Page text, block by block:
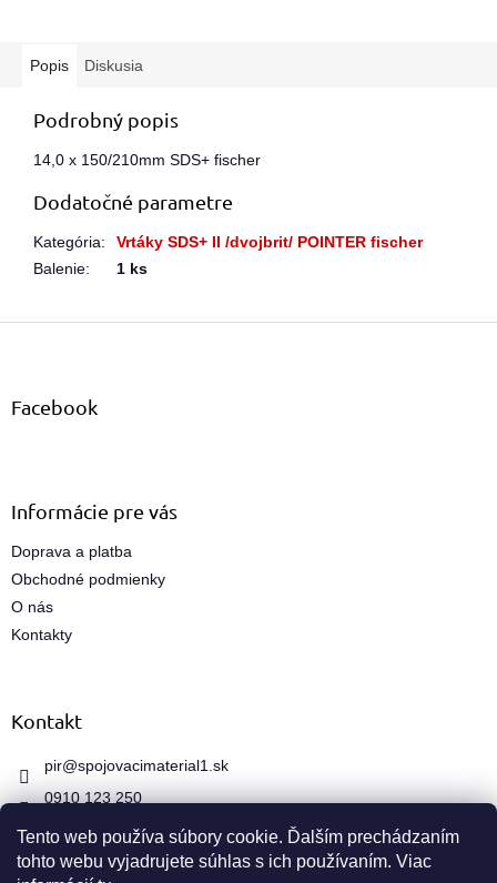
Tento web používa súbory cookie. Ďalším prechádzaním
tohto webu vyjadrujete súhlas s ich používaním. Viac
Popis Diskusia
Podrobný popis
14,0 x 150/210mm SDS+ fischer
Dodatočné parametre
Kategória:
Vrtáky SDS+ II /dvojbrit/ POINTER fischer
Balenie: 1 ks
Z
Facebook
Informácie pre vás
Doprava a platba
Obchodné podmienky
O nás
Kontakty
Kontakt
pir@spojovacimaterial1.sk
0910 123 250